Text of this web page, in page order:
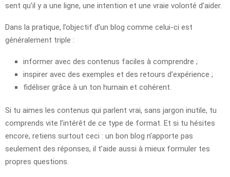
sent qu’il y a une ligne, une intention et une vraie volonté d’aider.
Dans la pratique, l’objectif d’un blog comme celui-ci est
généralement triple :
informer avec des contenus faciles à comprendre ;
inspirer avec des exemples et des retours d’expérience ;
fidéliser grâce à un ton humain et cohérent.
Si tu aimes les contenus qui parlent vrai, sans jargon inutile, tu
comprends vite l’intérêt de ce type de format. Et si tu hésites
encore, retiens surtout ceci : un bon blog n’apporte pas
seulement des réponses, il t’aide aussi à mieux formuler tes
propres questions.